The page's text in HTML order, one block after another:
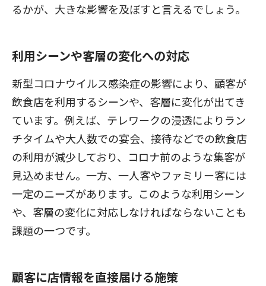
るかが、大きな影響を及ぼすと言えるでしょう。
利用シーンや客層の変化への対応
新型コロナウイルス感染症の影響により、顧客が
飲食店を利用するシーンや、客層に変化が出てき
ています。例えば、テレワークの浸透によりラン
チタイムや大人数での宴会、接待などでの飲食店
の利用が減少しており、コロナ前のような集客が
見込めません。一方、一人客やファミリー客には
一定のニーズがあります。このような利用シーン
や、客層の変化に対応しなければならないことも
課題の一つです。
顧客に店情報を直接届ける施策